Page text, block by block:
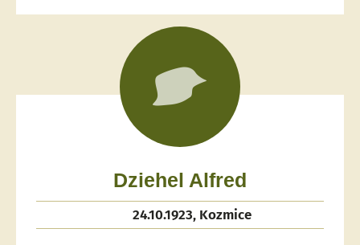
Dziehel Alfred
24.10.1923, Kozmice